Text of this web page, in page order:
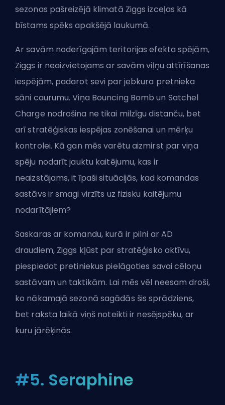
sezonas pašreizējā klimatā Ziggs izceļas kā
bīstams spēks apakšējā laukumā.
Ar savām noderīgajām teritorijas efekta spējām,
Ziggs ir neaizvietojams ar savām viļņu attīrīšanas
iespējām, padarot sevi par jebkura pretnieka
sāni caurumu. Viņa Bouncing Bomb un Satchel
Charge nodrošina ne tikai milzīgu distanču, bet
arī stratēģiskas iespējas zonēšanai un mērķu
kontrolei. Kā gan mēs varētu aizmirst par viņa
spēju nodarīt jauktu kaitējumu, kas ir
neaizstājams, it īpaši situācijās, kad komandas
sastāvs ir smagi virzīts uz fizisku kaitējumu
nodarītājiem?
Saskaras ar komandu, kurā ir pilni ar AD
draudiem, Ziggs kļūst par stratēģisko aktīvu,
piespiedot pretiniekus pielāgoties savai cēloņu
sastāvam un taktikām. Lai mēs vēl neesam droši,
ko nākamajā sezonā sagādās šis sprādziens,
bet raksta laikā viņš noteikti ir nesējspēku, ar
kuru jārēķinās.
#5. Seraphine